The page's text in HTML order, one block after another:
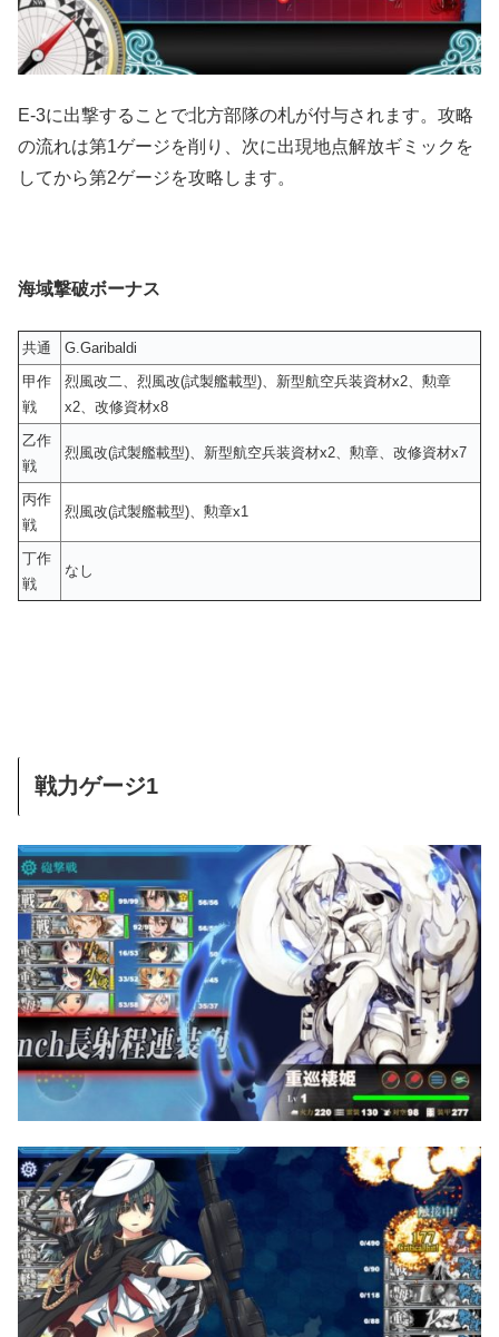
E-3に出撃することで北方部隊の札が付与されます。攻略
の流れは第1ゲージを削り、次に出現地点解放ギミックを
してから第2ゲージを攻略します。
海域撃破ボーナス
共通
G.Garibaldi
甲作
戦
烈風改二、烈風改(試製艦載型)、新型航空兵装資材x2、勲章
x2、改修資材x8
乙作
戦
烈風改(試製艦載型)、新型航空兵装資材x2、勲章、改修資材x7
丙作
戦
烈風改(試製艦載型)、勲章x1
丁作
戦
なし
戦力ゲージ1